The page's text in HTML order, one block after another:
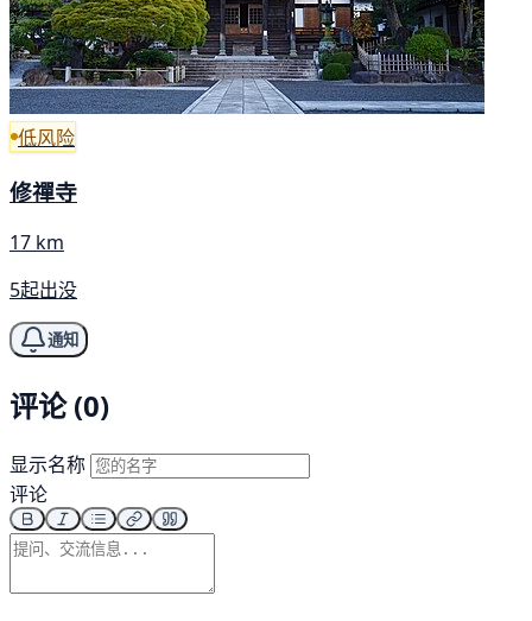
低风险
修禪寺
17 km
5起出没
通知
评论 (0)
显示名称
评论